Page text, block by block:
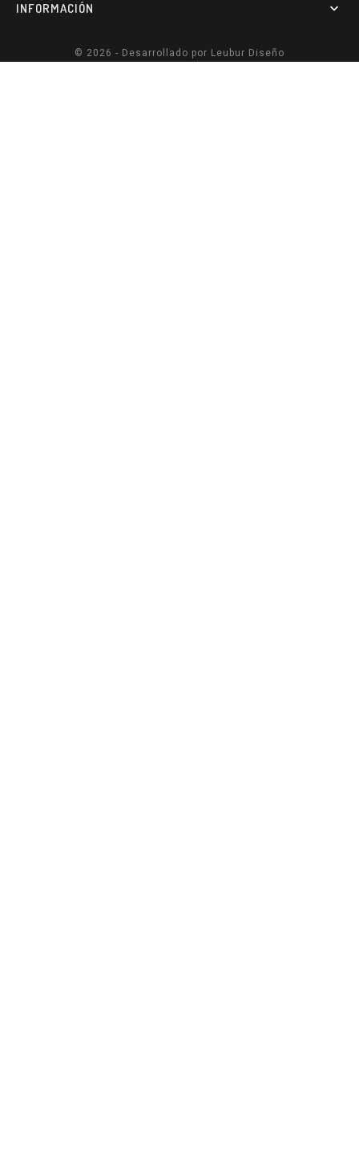
INFORMACIÓN 
© 2026 - Desarrollado por Leubur Diseño